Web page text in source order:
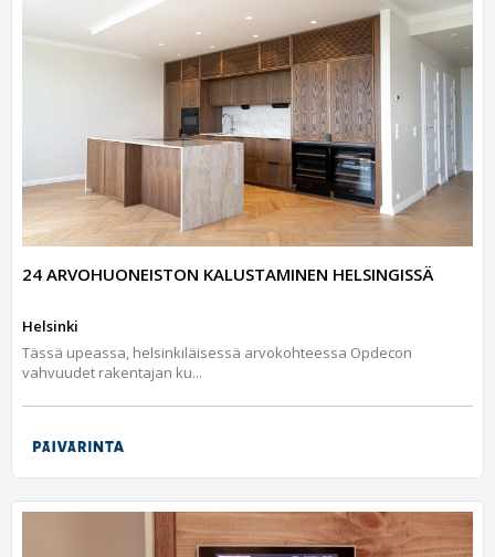
24 ARVOHUONEISTON KALUSTAMINEN HELSINGISSÄ
Helsinki
Tässä upeassa, helsinkiläisessä arvokohteessa Opdecon
vahvuudet rakentajan ku...